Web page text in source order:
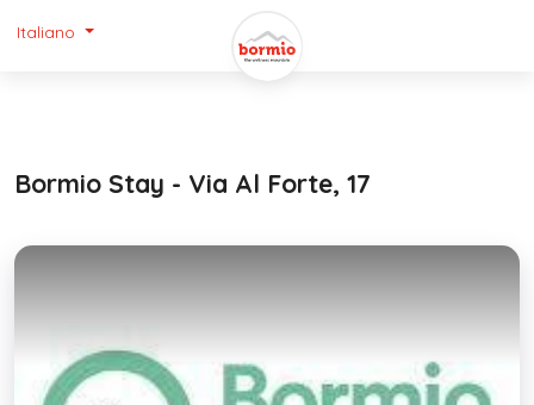
Italiano
Bormio Stay - Via Al Forte, 17